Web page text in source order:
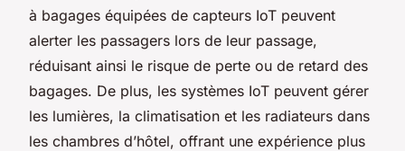
à bagages équipées de capteurs IoT peuvent
alerter les passagers lors de leur passage,
réduisant ainsi le risque de perte ou de retard des
bagages. De plus, les systèmes IoT peuvent gérer
les lumières, la climatisation et les radiateurs dans
les chambres d’hôtel, offrant une expérience plus